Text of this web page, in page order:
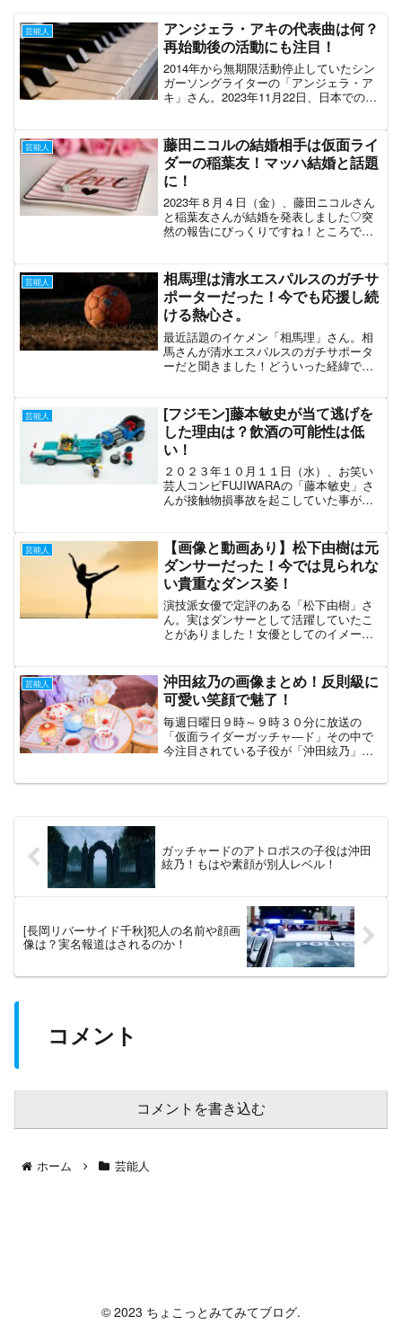
芸能人
アンジェラ・アキの代表曲は何？
再始動後の活動にも注目！
2014年から無期限活動停止していたシン
ガーソングライターの「アンジェラ・ア
キ」さん。2023年11月22日、日本での活
方と、新鮮に思う方がいると思います。
ここではアン...
芸能人
藤田ニコルの結婚相手は仮面ライ
ダーの稲葉友！マッハ結婚と話題
に！
2023年８月４日（金）、藤田ニコルさん
と稲葉友さんが結婚を発表しました♡突
然の報告にびっくりですね！ところで
って何のこと？その疑問について調べて
みました！稲葉友稲葉友...
芸能人
相馬理は清水エスパルスのガチサ
ポーターだった！今でも応援し続
ける熱心さ。
最近話題のイケメン「相馬理」さん。相
馬さんが清水エスパルスのガチサポータ
ーだと聞きました！どういった経緯でガ
23日生まれ27歳（2024年3月現在）静岡
県静岡市...
芸能人
[フジモン]藤本敏史が当て逃げを
した理由は？飲酒の可能性は低
い！
２０２３年１０月１１日（水）、お笑い
芸人コンビFUJIWARAの「藤本敏史」さ
んが接触物損事故を起こしていた事が発
吉本興業と藤本さんのコメントこちらが
発表された文章です...
芸能人
【画像と動画あり】松下由樹は元
ダンサーだった！今では見られな
い貴重なダンス姿！
演技派女優で定評のある「松下由樹」さ
ん。実はダンサーとして活躍していたこ
とがありました！女優としてのイメージ
った頃を調べてみました♪プロフィール松
下由樹1968年7月9...
芸能人
沖田絃乃の画像まとめ！反則級に
可愛い笑顔で魅了！
毎週日曜日９時～９時３０分に放送の
「仮面ライダーガッチャ―ド」その中で
今注目されている子役が「沖田絃乃」ち
ガッチャードのアトロポスの子役は沖田
絃乃！もはや素顔が別人レベル！
[長岡リバーサイド千秋]犯人の名前や顔画
像は？実名報道はされるのか！
コメント
コメントを書き込む
ホーム 芸能人
© 2023 ちょこっとみてみてブログ.